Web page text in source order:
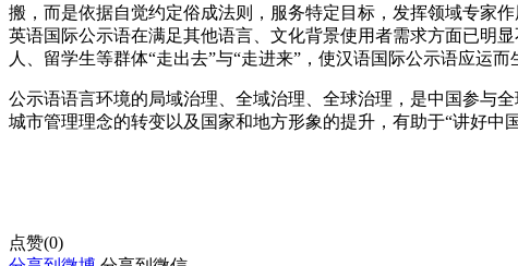
搬，而是依据自觉约定俗成法则，服务特定目标，发挥领域专家
英语国际公示语在满足其他语言、文化背景使用者需求方面已明
人、留学生等群体“走出去”与“走进来”，使汉语国际公示语应运而
公示语语言环境的局域治理、全域治理、全球治理，是中国参与
城市管理理念的转变以及国家和地方形象的提升，有助于“讲好中
点赞(0)